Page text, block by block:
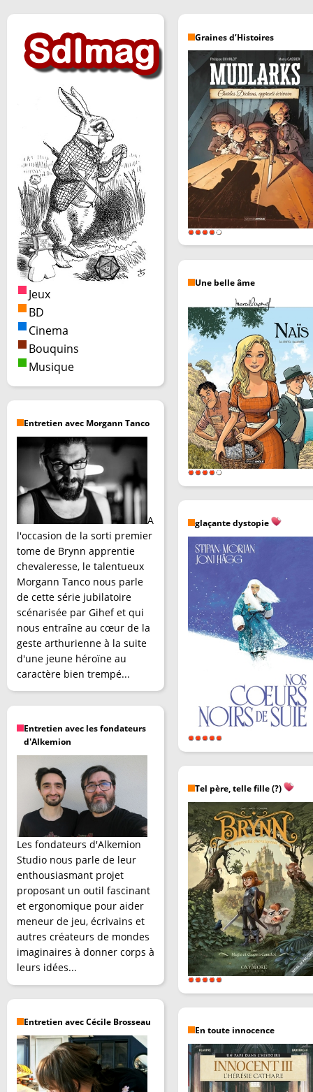
Jeux
BD
Cinema
Bouquins
Musique
Entretien avec Morgann Tanco
A
l'occasion de la sorti premier
tome de Brynn apprentie
chevaleresse, le talentueux
Morgann Tanco nous parle
de cette série jubilatoire
scénarisée par Gihef et qui
nous entraîne au cœur de la
geste arthurienne à la suite
d'une jeune héroïne au
caractère bien trempé...
Entretien avec les fondateurs
d'Alkemion
Les fondateurs d'Alkemion
Studio nous parle de leur
enthousiasmant projet
proposant un outil fascinant
et ergonomique pour aider
meneur de jeu, écrivains et
autres créateurs de mondes
imaginaires à donner corps à
leurs idées...
Entretien avec Cécile Brosseau
Graines d’Histoires
Une belle âme
glaçante dystopie
Tel père, telle fille (?)
En toute innocence